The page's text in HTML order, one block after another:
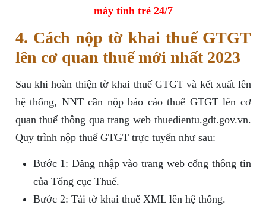
máy tính trẻ 24/7
4. Cách nộp tờ khai thuế GTGT
lên cơ quan thuế mới nhất 2023
Sau khi hoàn thiện tờ khai thuế GTGT và kết xuất lên
hệ thống, NNT cần nộp báo cáo thuế GTGT lên cơ
quan thuế thông qua trang web thuedientu.gdt.gov.vn.
Quy trình nộp thuế GTGT trực tuyến như sau:
Bước 1: Đăng nhập vào trang web cổng thông tin
của Tổng cục Thuế.
Bước 2: Tải tờ khai thuế XML lên hệ thống.